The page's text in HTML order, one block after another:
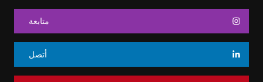
متابعة
أتصل